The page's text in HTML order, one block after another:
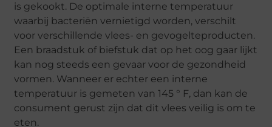
is gekookt. De optimale interne temperatuur
waarbij bacteriën vernietigd worden, verschilt
voor verschillende vlees- en gevogelteproducten.
Een braadstuk of biefstuk dat op het oog gaar lijkt
kan nog steeds een gevaar voor de gezondheid
vormen. Wanneer er echter een interne
temperatuur is gemeten van 145 ° F, dan kan de
consument gerust zijn dat dit vlees veilig is om te
eten.